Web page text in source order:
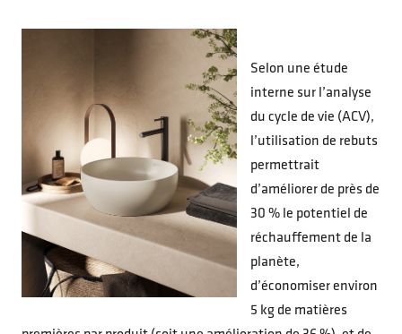
Selon une étude
interne sur l’analyse
du cycle de vie (ACV),
l’utilisation de rebuts
permettrait
d’améliorer de près de
30 % le potentiel de
réchauffement de la
planète,
d’économiser environ
5 kg de matières